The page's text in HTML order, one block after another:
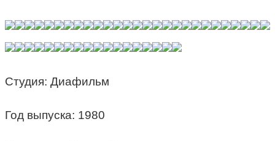
Студия: Диафильм
Год выпуска: 1980